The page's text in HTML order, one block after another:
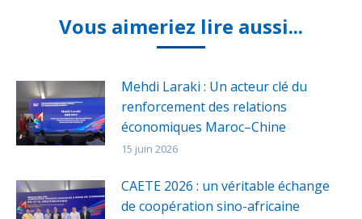
Vous aimeriez lire aussi...
Mehdi Laraki : Un acteur clé du
renforcement des relations
économiques Maroc–Chine
15 juin 2026
CAETE 2026 : un véritable échange
de coopération sino-africaine